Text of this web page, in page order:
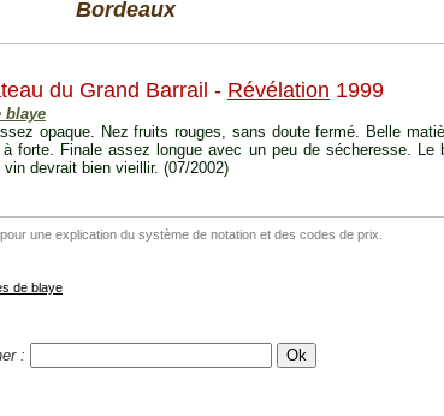
Bordeaux
du Grand Barrail - Révélation 1999
blaye
opaque. Nez fruits rouges, sans doute fermé. Belle
à forte. Finale assez longue avec un peu de sécheresse. Le
devrait bien vieillir. (07/2002)
une explication du système de notation et des codes de prix.
de blaye
: